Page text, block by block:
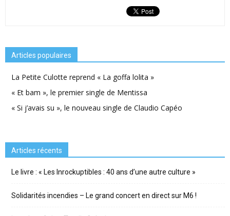
Articles populaires
La Petite Culotte reprend « La goffa lolita »
« Et bam », le premier single de Mentissa
« Si j’avais su », le nouveau single de Claudio Capéo
Articles récents
Le livre : « Les Inrockuptibles : 40 ans d’une autre culture »
Solidarités incendies – Le grand concert en direct sur M6 !